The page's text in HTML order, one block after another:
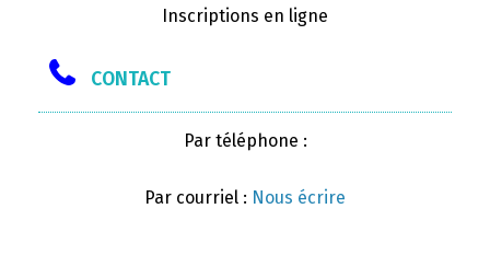
Inscriptions en ligne
CONTACT
Par téléphone :
Par courriel : Nous écrire